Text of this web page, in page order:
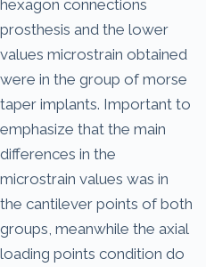
hexagon connections
prosthesis and the lower
values microstrain obtained
were in the group of morse
taper implants. Important to
emphasize that the main
differences in the
microstrain values was in
the cantilever points of both
groups, meanwhile the axial
loading points condition do